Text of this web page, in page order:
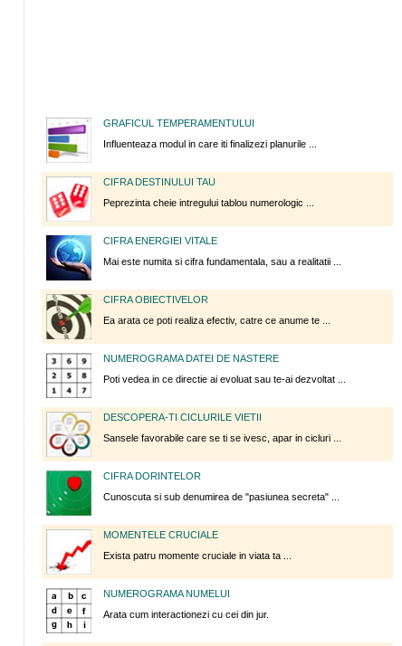
GRAFICUL TEMPERAMENTULUI
Influenteaza modul in care iti finalizezi planurile ...
CIFRA DESTINULUI TAU
Peprezinta cheie intregului tablou numerologic ...
CIFRA ENERGIEI VITALE
Mai este numita si cifra fundamentala, sau a realitatii ...
CIFRA OBIECTIVELOR
Ea arata ce poti realiza efectiv, catre ce anume te ...
NUMEROGRAMA DATEI DE NASTERE
Poti vedea in ce directie ai evoluat sau te-ai dezvoltat ...
DESCOPERA-TI CICLURILE VIETII
Sansele favorabile care se ti se ivesc, apar in cicluri ...
CIFRA DORINTELOR
Cunoscuta si sub denumirea de "pasiunea secreta" ...
MOMENTELE CRUCIALE
Exista patru momente cruciale in viata ta ...
NUMEROGRAMA NUMELUI
Arata cum interactionezi cu cei din jur.